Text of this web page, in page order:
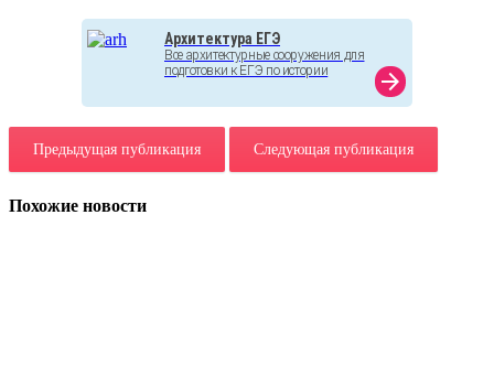
Архитектура ЕГЭ
Все архитектурные сооружения для
подготовки к ЕГЭ по истории
arrow_forward
Предыдущая публикация Следующая публикация
Похожие новости